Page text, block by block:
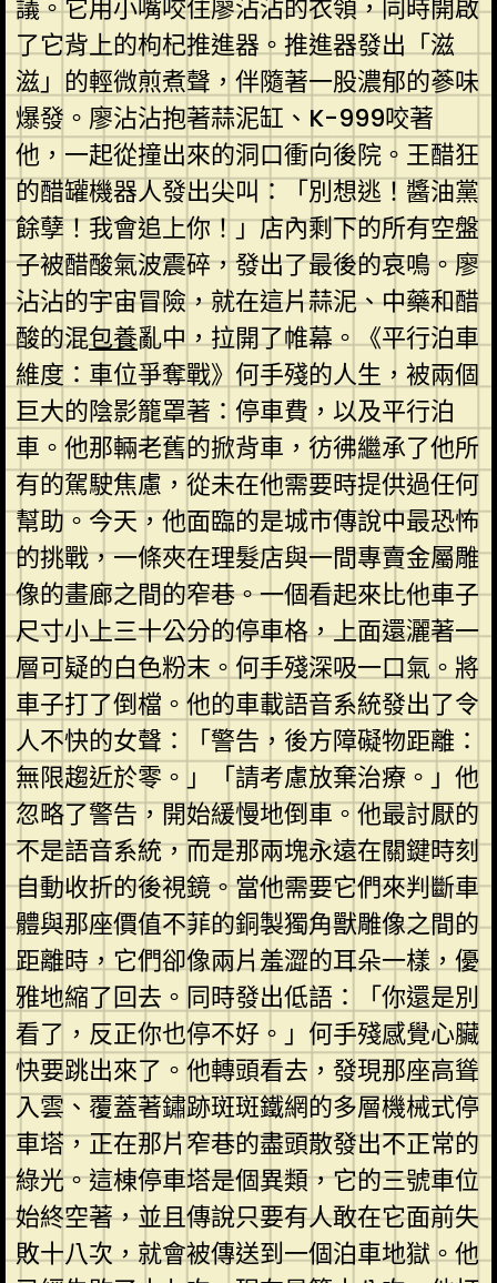
議。它用小嘴咬住廖沾沾的衣領，同時開啟
了它背上的枸杞推進器。推進器發出「滋
滋」的輕微煎煮聲，伴隨著一股濃郁的蔘味
爆發。廖沾沾抱著蒜泥缸、K-999咬著
他，一起從撞出來的洞口衝向後院。王醋狂
的醋罐機器人發出尖叫：「別想逃！醬油黨
餘孽！我會追上你！」店內剩下的所有空盤
子被醋酸氣波震碎，發出了最後的哀鳴。廖
沾沾的宇宙冒險，就在這片蒜泥、中藥和醋
酸的混包養亂中，拉開了帷幕。《平行泊車
維度：車位爭奪戰》何手殘的人生，被兩個
巨大的陰影籠罩著：停車費，以及平行泊
車。他那輛老舊的掀背車，彷彿繼承了他所
有的駕駛焦慮，從未在他需要時提供過任何
幫助。今天，他面臨的是城市傳說中最恐怖
的挑戰，一條夾在理髮店與一間專賣金屬雕
像的畫廊之間的窄巷。一個看起來比他車子
尺寸小上三十公分的停車格，上面還灑著一
層可疑的白色粉末。何手殘深吸一口氣。將
車子打了倒檔。他的車載語音系統發出了令
人不快的女聲：「警告，後方障礙物距離：
無限趨近於零。」「請考慮放棄治療。」他
忽略了警告，開始緩慢地倒車。他最討厭的
不是語音系統，而是那兩塊永遠在關鍵時刻
自動收折的後視鏡。當他需要它們來判斷車
體與那座價值不菲的銅製獨角獸雕像之間的
距離時，它們卻像兩片羞澀的耳朵一樣，優
雅地縮了回去。同時發出低語：「你還是別
看了，反正你也停不好。」何手殘感覺心臟
快要跳出來了。他轉頭看去，發現那座高聳
入雲、覆蓋著鏽跡斑斑鐵網的多層機械式停
車塔，正在那片窄巷的盡頭散發出不正常的
綠光。這棟停車塔是個異類，它的三號車位
始終空著，並且傳說只要有人敢在它面前失
敗十八次，就會被傳送到一個泊車地獄。他